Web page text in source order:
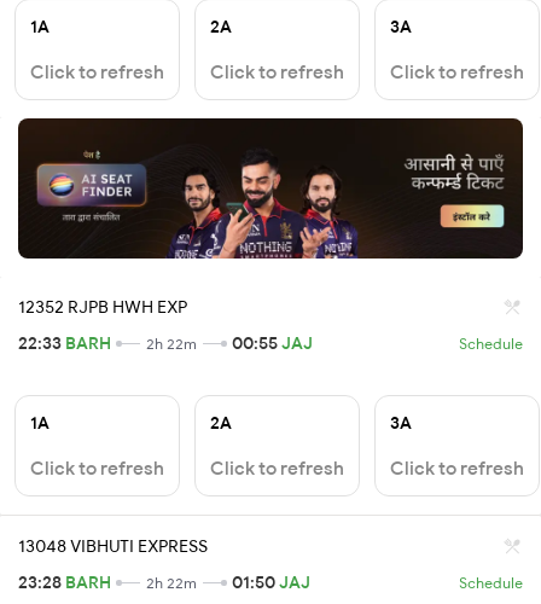
1A
Click to refresh
2A
Click to refresh
3A
Click to refresh
12352 RJPB HWH EXP
22:33 BARH 2h 22m 00:55JAJ Schedule
1A
Click to refresh
2A
Click to refresh
3A
Click to refresh
13048 VIBHUTI EXPRESS
23:28 BARH 2h 22m 01:50JAJ Schedule